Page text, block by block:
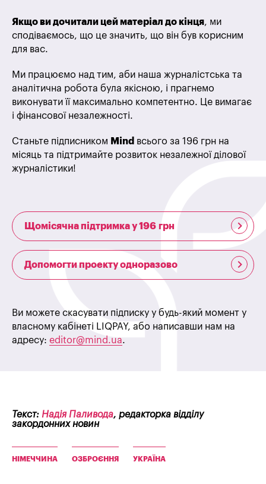
Якщо ви дочитали цей матеріал до кінця, ми
сподіваємось, що це значить, що він був корисним
для вас.
Ми працюємо над тим, аби наша журналістська та
аналітична робота була якісною, і прагнемо
виконувати її максимально компетентно. Це вимагає
і фінансової незалежності.
Станьте підписником Mind всього за 196 грн на
місяць та підтримайте розвиток незалежної ділової
журналістики!
Щомісячна підтримка у 196 грн
Допомогти проекту одноразово
Ви можете скасувати підписку у будь-який момент у
власному кабінеті LIQPAY, або написавши нам на
адресу: editor@mind.ua.
Текст: Надія Паливода, редакторка відділу
закордонних новин
НІМЕЧЧИНА ОЗБРОЄННЯ УКРАЇНА